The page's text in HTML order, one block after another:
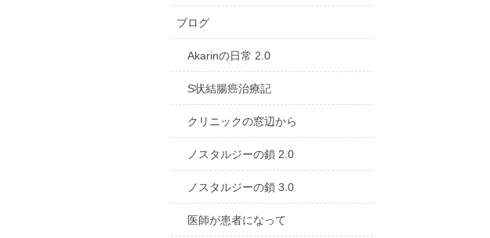
ブログ
Akarinの日常 2.0
S状結腸癌治療記
クリニックの窓辺から
ノスタルジーの鎖 2.0
ノスタルジーの鎖 3.0
医師が患者になって